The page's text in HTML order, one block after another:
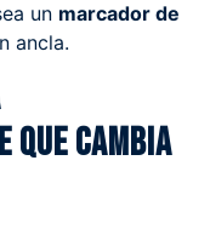
un marcador de
ancla.
cambia